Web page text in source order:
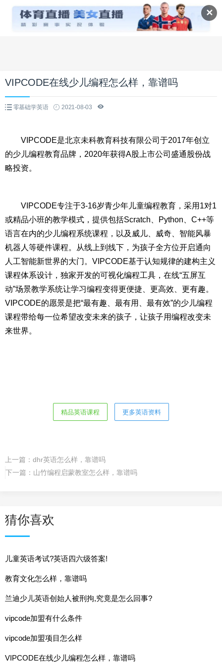
✕
VIPCODE在线少儿编程怎么样，靠谱吗
零基础学英语 2021-08-03
VIPCODE是北京未科教育科技有限公司于2017年创立
的少儿编程教育品牌，2020年获得A股上市公司盛通股份战
略投资。
VIPCODE专注于3-16岁青少年儿童编程教育，采用1对1
或精品小班的教学模式，提供包括Scratch、Python、C++等
语言在内的少儿编程系统课程，以及威儿、威奇、智能风暴
机器人等硬件课程。从线上到线下，为孩子全方位开启通向
人工智能新世界的大门。VIPCODE基于认知规律的建构主义
课程体系设计，独家开发的可视化编程工具，在线“五屏互
动”场景教学系统让学习编程变得更便捷、更高效、更有趣。
VIPCODE的愿景是把“最有趣、最有用、最有效”的少儿编程
课程带给每一位希望改变未来的孩子，让孩子用编程改变未
来世界。
精品英语课程 更多英语资料
上一篇： dhr英语怎么样，靠谱吗
下一篇： 山竹编程启蒙教室怎么样，靠谱吗
猜你喜欢
儿童英语考试?英语四六级答案!
教育文化怎么样，靠谱吗
兰迪少儿英语创始人被刑拘,究竟是怎么回事?
vipcode加盟有什么条件
vipcode加盟项目怎么样
VIPCODE在线少儿编程怎么样，靠谱吗